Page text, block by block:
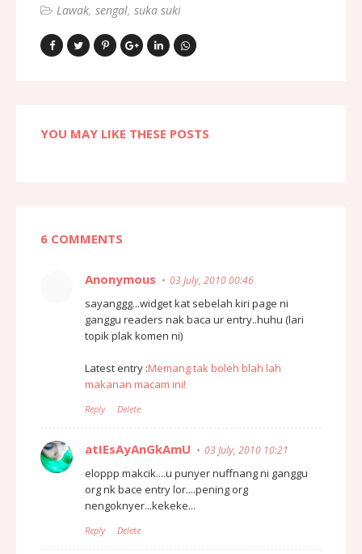
Lawak sengal suka suki
YOU MAY LIKE THESE POSTS
6 COMMENTS
Anonymous 03 July, 2010 00:46
sayanggg...widget kat sebelah kiri page ni
ganggu readers nak baca ur entry..huhu (lari
topik plak komen ni)
Latest entry :Memang tak boleh blah lah
makanan macam ini!
Reply Delete
atIEsAyAnGkAmU 03 July, 2010 10:21
eloppp makcik....u punyer nuffnang ni ganggu
org nk bace entry lor....pening org
nengoknyer...kekeke...
Reply Delete